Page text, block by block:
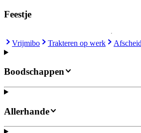
Feestje
Vrijmibo Trakteren op werk
Boodschappen
Allerhande